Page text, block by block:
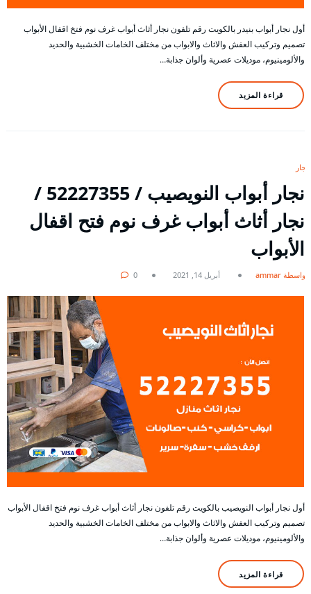
أول نجار أبواب بنيدر بالكويت رقم تلفون نجار أثاث أبواب غرف نوم فتخ اقفال الأبواب
تصميم وتركيب العفش والاثاث والابواب من مختلف الخامات الخشبية والحديد
والألومينيوم، موديلات عصرية وألوان جذابة…
قراءة المزيد
نجار
نجار أبواب النويصيب / 52227355 /
نجار أثاث أبواب غرف نوم فتح اقفال
الأبواب
بواسطة ammar أبريل 14, 2021 0
أول نجار أبواب النويصيب بالكويت رقم تلفون نجار أثاث أبواب غرف نوم فتخ اقفال الأبواب
تصميم وتركيب العفش والاثاث والابواب من مختلف الخامات الخشبية والحديد
والألومينيوم، موديلات عصرية وألوان جذابة…
قراءة المزيد